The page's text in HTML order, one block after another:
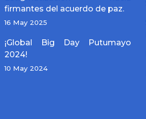
firmantes del acuerdo de paz.
16 May 2025
¡Global Big Day Putumayo
2024!
10 May 2024